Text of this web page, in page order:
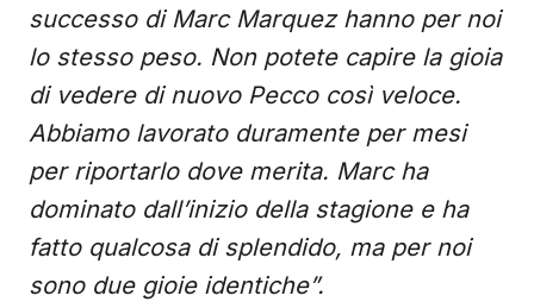
successo di Marc Marquez hanno per noi
lo stesso peso. Non potete capire la gioia
di vedere di nuovo Pecco così veloce.
Abbiamo lavorato duramente per mesi
per riportarlo dove merita. Marc ha
dominato dall’inizio della stagione e ha
fatto qualcosa di splendido, ma per noi
sono due gioie identiche”.